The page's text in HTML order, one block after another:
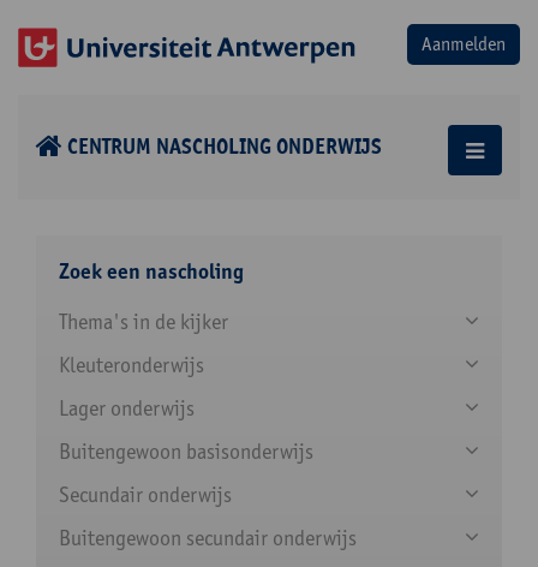
CENTRUM NASCHOLING ONDERWIJS
Zoek een nascholing
Thema's in de kijker
Kleuteronderwijs
Lager onderwijs
Buitengewoon basisonderwijs
Secundair onderwijs
Buitengewoon secundair onderwijs